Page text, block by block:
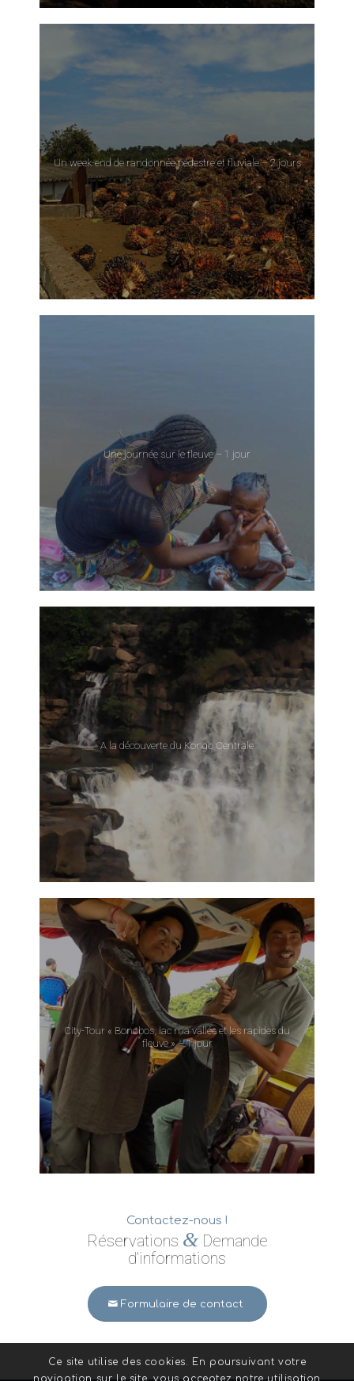
Un week-end de randonnée pédestre et fluviale – 2 jours
Une journée sur le fleuve – 1 jour
A la découverte du Kongo Centrale
City-Tour « Bonobos, lac ma vallée et les rapides du
fleuve » – 1 jour
Contactez-nous !
Réservations &Demande
d’informations
Formulaire de contact
Ce site utilise des cookies. En poursuivant votre